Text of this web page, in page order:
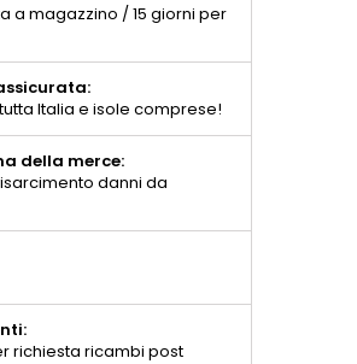
a magazzino / 15 giorni per
Italia e isole comprese!
della merce:
danni da
richiesta ricambi post